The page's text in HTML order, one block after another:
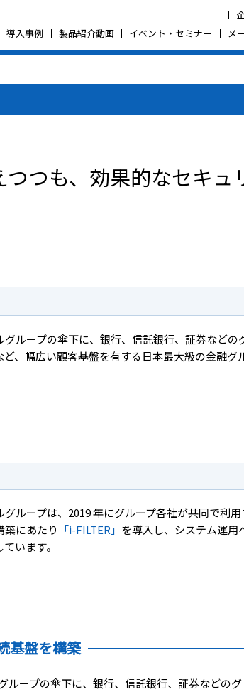
導入事例 製品紹介動画 イベント・セミナー メ
つつも、効果的なセキュ
グループの傘下に、銀行、信託銀行、証券など
、幅広い顧客基盤を有する日本最大級の金融グ
ループは、2019 年にグループ各社が共同で利
築にあたり 「i-FILTER」 を導入し、システム運用
います。
基盤を構築
ループの傘下に、銀行、信託銀行、証券などのグ